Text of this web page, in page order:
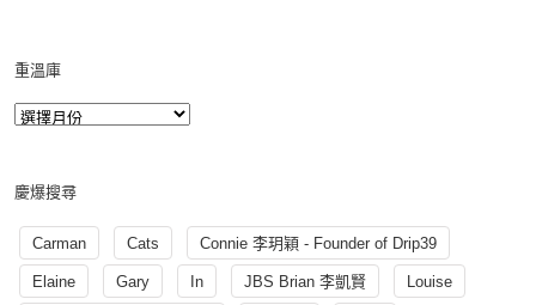
重溫庫
慶爆搜尋
Carman Cats Connie 李玥穎 - Founder of Drip39
Elaine Gary In JBS Brian 李凱賢 Louise